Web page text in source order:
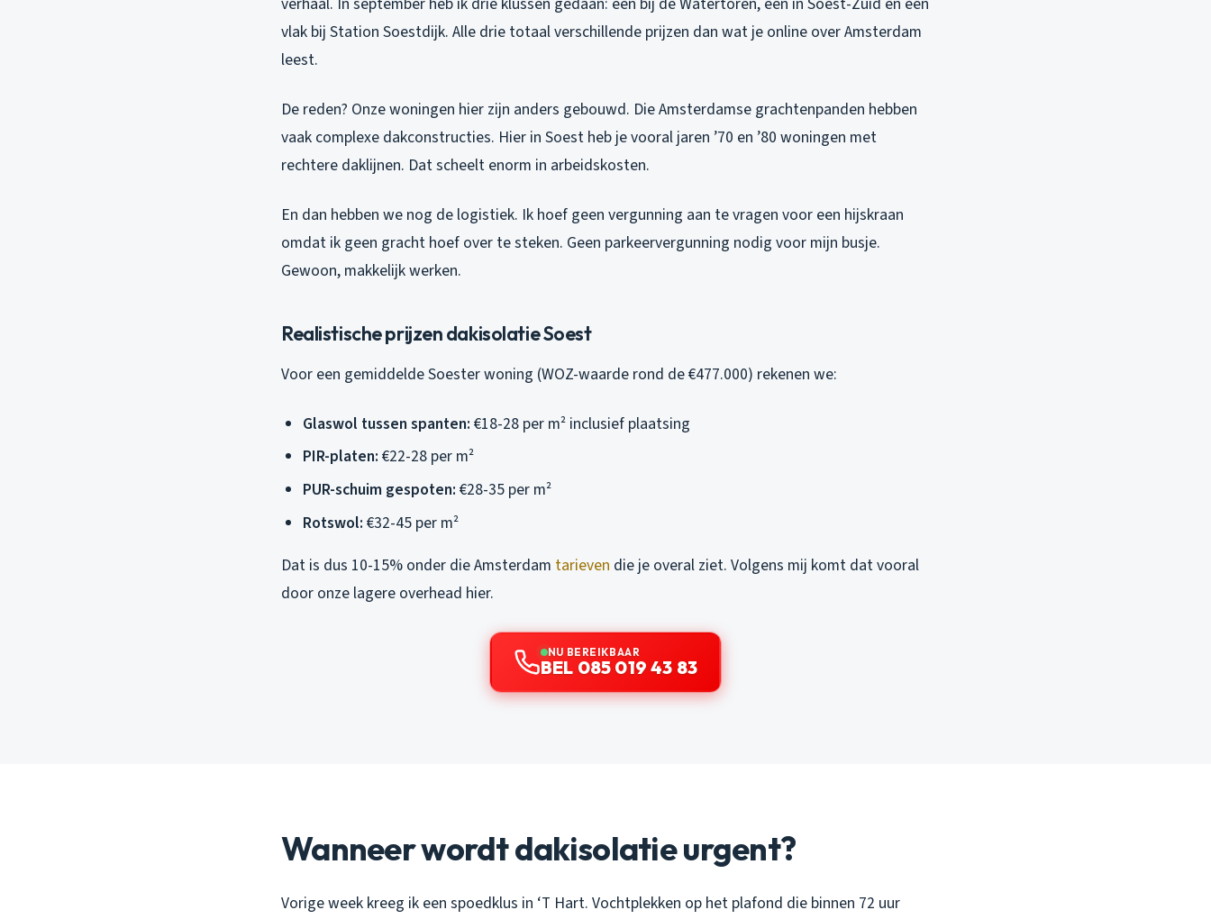
vlak bij Station Soestdijk. Alle drie totaal verschillende prijzen dan wat je online over Amsterdam
leest.
De reden? Onze woningen hier zijn anders gebouwd. Die Amsterdamse grachtenpanden hebben
vaak complexe dakconstructies. Hier in Soest heb je vooral jaren ’70 en ’80 woningen met
rechtere daklijnen. Dat scheelt enorm in arbeidskosten.
En dan hebben we nog de logistiek. Ik hoef geen vergunning aan te vragen voor een hijskraan
omdat ik geen gracht hoef over te steken. Geen parkeervergunning nodig voor mijn busje.
Gewoon, makkelijk werken.
Realistische prijzen dakisolatie Soest
Voor een gemiddelde Soester woning (WOZ-waarde rond de €477.000) rekenen we:
Glaswol tussen spanten: €18-28 per m² inclusief plaatsing
PIR-platen: €22-28 per m²
PUR-schuim gespoten: €28-35 per m²
Rotswol: €32-45 per m²
Dat is dus 10-15% onder die Amsterdam tarieven die je overal ziet. Volgens mij komt dat vooral
door onze lagere overhead hier.
NU BEREIKBAAR
BEL 085 019 43 83
Wanneer wordt dakisolatie urgent?
Vorige week kreeg ik een spoedklus in ‘T Hart. Vochtplekken op het plafond die binnen 72 uur